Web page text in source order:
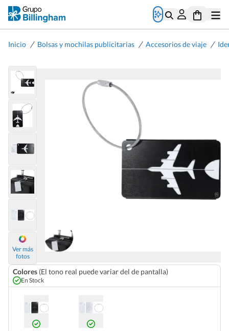
Inicio / Bolsas y mochilas publicitarias / Accesorios de viaje /
Ver más
fotos
Colores (El tono real puede variar del de pantalla)
En Stock